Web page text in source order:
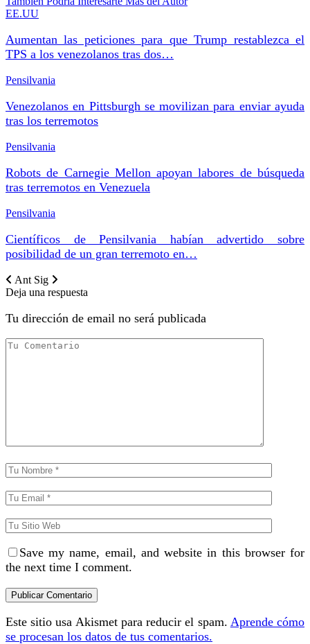
EE.UU
Aumentan las peticiones para que Trump restablezca el
TPS a los venezolanos tras dos…
Pensilvania
Venezolanos en Pittsburgh se movilizan para enviar ayuda
tras los terremotos
Pensilvania
Robots de Carnegie Mellon apoyan labores de búsqueda
tras terremotos en Venezuela
Pensilvania
Científicos de Pensilvania habían advertido sobre
posibilidad de un gran terremoto en…
Ant Sig
Deja una respuesta
Tu dirección de email no será publicada
Save my name, email, and website in this browser for
the next time I comment.
Este sitio usa Akismet para reducir el spam. Aprende cómo
se procesan los datos de tus comentarios.